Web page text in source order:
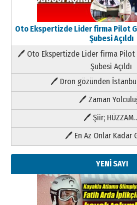
Oto Ekspertizde Lider firma Pilot
Şubesi Açıldı
🖊 Oto Ekspertizde Lider firma Pilot
Şubesi Açıldı
🖊 Dron gözünden
🖊 Zaman
🖊 Şiir;
🖊 En Az Onlar Kadar
YENİ SAYI